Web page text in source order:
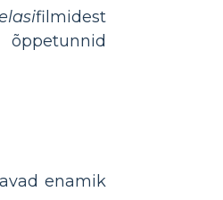
filmidest
enamik